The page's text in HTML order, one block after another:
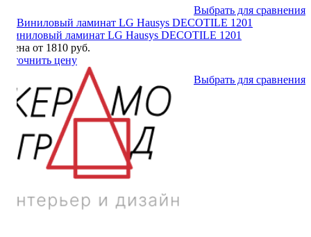
Выбрать для сравнения
Виниловый ламинат LG Hausys DECOTILE 1201
Цена от 1810 руб.
Уточнить цену
Выбрать для сравнения